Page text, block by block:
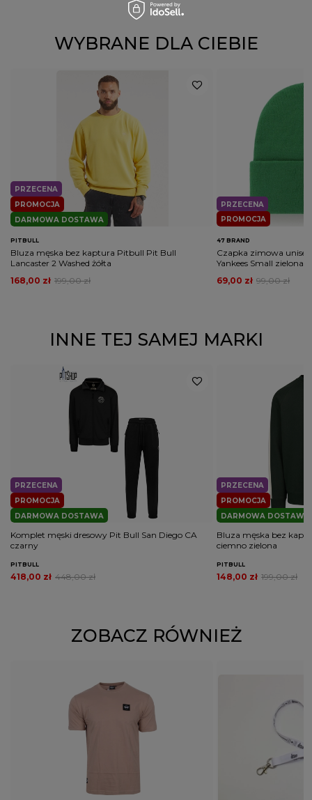
Potwierdź obecność oznaczeń lub etykiet
wymaganych przepisami
WYBRANE DLA CIEBIE
PROMOCJA
PRZECENA
DARMOWA DOSTAWA
PITBULL
Bluza męska bez kaptura Pitbull Pit Bull
Lancaster 2 Washed żółta
199,00 zł
168,00 zł
PROMOCJA
PRZECENA
47 BRAND
Czapka zimowa
Yankees Small zielona
99,00 zł
69,00 zł
INNE TEJ SAMEJ MARKI
PROMOCJA
PRZECENA
DARMOWA DOSTAWA
Komplet męski dresowy Pit Bull San Diego CA
czarny
PITBULL
448,00 zł
418,00 zł
PROMOCJA
PRZECENA
DARMOWA DOSTAWA
Bluza męska bez
ciemno zielona
PITBULL
199,00 zł
148,00 zł
ZOBACZ RÓWNIEŻ